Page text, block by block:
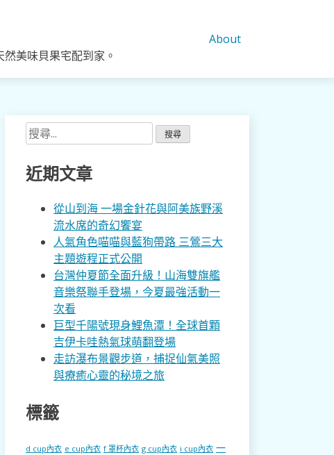
美味貝果宅配到家。
About
搜
尋
關
鍵
近期文章
從山到海 一場金針花與阿美族野溪
流水席的奇幻饗宴
人氣角色喵喵與藍狗帶路 三鶯三大
主題遊程正式公開
台灣仲夏節全面升級！山海雙旗艦
音樂祭聯手登場，今夏最強活動一
次看
巨型千陽號現身鯉魚潭！全球首顆
吉伊卡哇熱氣球萌翻登場
走訪瀑布景觀步道，捕捉仙氣美照
與療癒心靈的秘境之旅
標籤
d cup內衣 e cup內衣 f 罩杯內衣 g cup內衣 i cup內衣 一